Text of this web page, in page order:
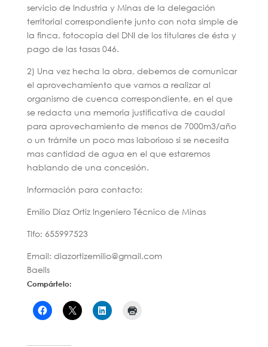
servicio de Industria y Minas de la delegación
territorial correspondiente junto con nota simple de
la finca, fotocopia del DNI de los titulares de ésta y
pago de las tasas 046.
2) Una vez hecha la obra, debemos de comunicar
el aprovechamiento que vamos a realizar al
organismo de cuenca correspondiente, en el que
se redacta una memoria justificativa de caudal
para aprovechamiento de menos de 7000m3/año
o un trámite un poco mas laborioso si se necesita
mas cantidad de agua en el que estaremos
hablando de una concesión.
Información para contacto:
Emilio Díaz Ortiz Ingeniero Técnico de Minas
Tlfo: 655997523
Email: diazortizemilio@gmail.com
Baells
Compártelo: